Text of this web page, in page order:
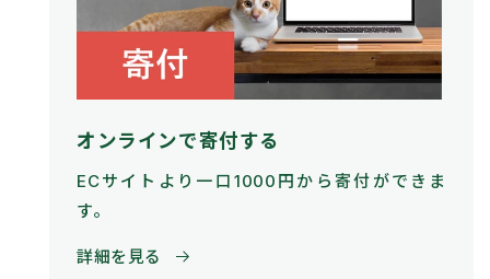
オンラインで寄付する
ECサイトより一口1000円から寄付ができま
す。
詳細を見る